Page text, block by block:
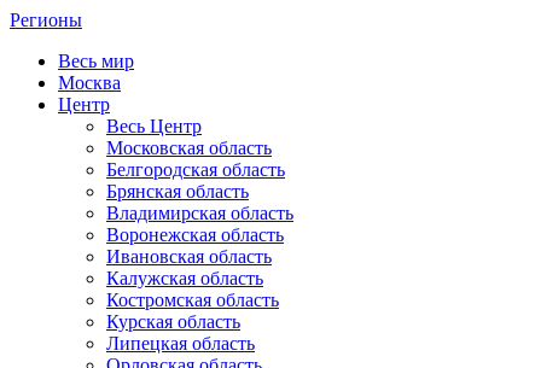
Регионы
Весь мир
Москва
Центр
Весь Центр
Московская область
Белгородская область
Брянская область
Владимирская область
Воронежская область
Ивановская область
Калужская область
Костромская область
Курская область
Липецкая область